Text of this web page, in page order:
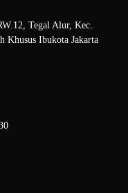
Tegal Alur, Kec.
Khusus Ibukota Jakarta